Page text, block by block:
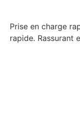
Prise en charge
rapide. Rassurant